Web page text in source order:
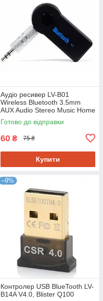
Аудіо ресивер LV-B01
Wireless Bluetooth 3.5mm
AUX Audio Stereo Music Home
Готово до відправки
60 ₴ 75 ₴
Купити
–9%
Контролер USB BlueTooth LV-
B14A V4.0, Blister Q100